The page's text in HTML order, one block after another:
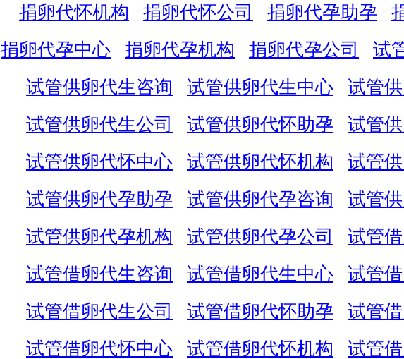
捐卵代怀机构
捐卵代怀公司 捐卵代孕助孕
捐卵代孕中心
捐卵代孕机构 捐卵代孕公司
试
试管供卵代生咨询
试管供卵代生中心
试管
试管供卵代生公司
试管供卵代怀助孕
试管
试管供卵代怀中心
试管供卵代怀机构
试管
试管供卵代孕助孕
试管供卵代孕咨询
试管
试管供卵代孕机构
试管供卵代孕公司
试管
试管借卵代生咨询
试管借卵代生中心
试管
试管借卵代生公司
试管借卵代怀助孕
试管
试管借卵代怀中心
试管借卵代怀机构
试管